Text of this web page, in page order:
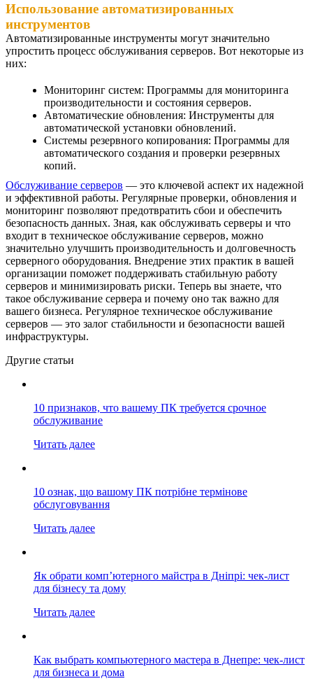
Использование автоматизированных
инструментов
Автоматизированные инструменты могут значительно
упростить процесс обслуживания серверов. Вот некоторые из
них:
Мониторинг систем: Программы для мониторинга
производительности и состояния серверов.
Автоматические обновления: Инструменты для
автоматической установки обновлений.
Системы резервного копирования: Программы для
автоматического создания и проверки резервных
копий.
Обслуживание серверов — это ключевой аспект их надежной
и эффективной работы. Регулярные проверки, обновления и
мониторинг позволяют предотвратить сбои и обеспечить
безопасность данных. Зная, как обслуживать серверы и что
входит в техническое обслуживание серверов, можно
значительно улучшить производительность и долговечность
серверного оборудования. Внедрение этих практик в вашей
организации поможет поддерживать стабильную работу
серверов и минимизировать риски. Теперь вы знаете, что
такое обслуживание сервера и почему оно так важно для
вашего бизнеса. Регулярное техническое обслуживание
серверов — это залог стабильности и безопасности вашей
инфраструктуры.
Другие статьи
10 признаков, что вашему ПК требуется срочное
обслуживание
Читать далее
10 ознак, що вашому ПК потрібне термінове
обслуговування
Читать далее
Як обрати комп’ютерного майстра в Дніпрі: чек-лист
для бізнесу та дому
Читать далее
Как выбрать компьютерного мастера в Днепре: чек-лист
для бизнеса и дома